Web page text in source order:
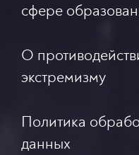
сфере
О
экстремизму
Политика
данных